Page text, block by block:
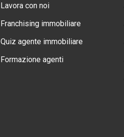
Lavora con noi
Franchising immobiliare
Quiz agente immobiliare
Formazione agenti